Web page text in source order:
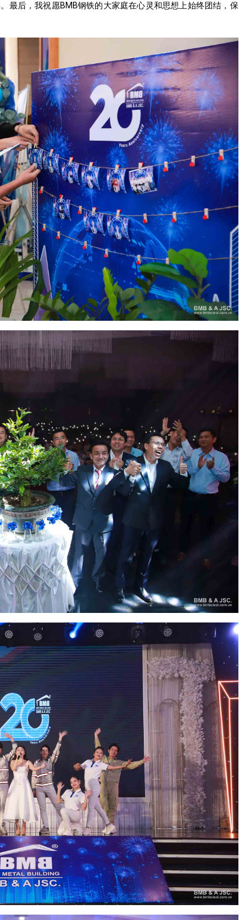
最后，我祝愿BMB钢铁的大家庭在心灵和思想上始终团结，保